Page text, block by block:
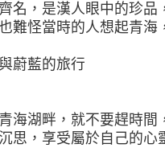
名，是漢人眼中的珍品
難怪當時的人想起青
蔚藍的旅行
海湖畔，就不要趕時
思，享受屬於自己的